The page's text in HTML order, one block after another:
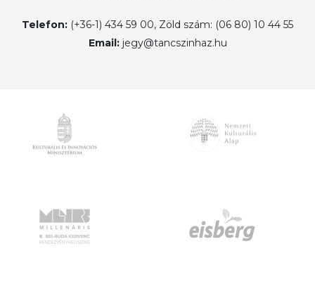
Telefon: (+36-1) 434 59 00, Zöld szám: (06 80) 10 44 55
Email: jegy@tancszinhaz.hu